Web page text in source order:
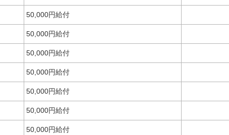
50,000円給付
50,000円給付
50,000円給付
50,000円給付
50,000円給付
50,000円給付
50,000円給付